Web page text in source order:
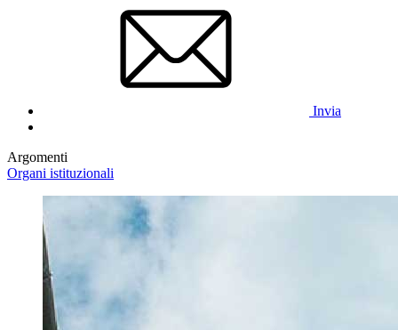
Invia
Argomenti
Organi istituzionali